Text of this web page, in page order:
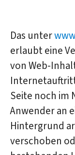
Das unter
erlaubt eine
von Web-
Seite noch im
Anwender an
Hintergrund
verschoben